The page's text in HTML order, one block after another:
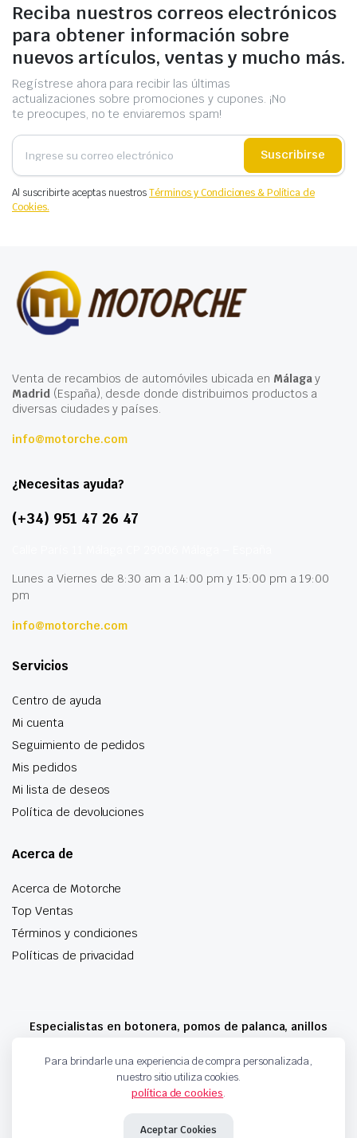
Reciba nuestros correos electrónicos
para obtener información sobre
nuevos artículos, ventas y mucho más.
Regístrese ahora para recibir las últimas
actualizaciones sobre promociones y cupones. ¡No
te preocupes, no te enviaremos spam!
Suscribirse
Al suscribirte aceptas nuestrosTérminos y Condiciones & Política de
Cookies.
Venta de recambios de automóviles ubicada en Málagay
Madrid(España), desde donde distribuimos productos a
diversas ciudades y países.
info@motorche.com
¿Necesitas ayuda?
(+34) 951 47 26 47
Lunes a Viernes de 8:30 am a 14:00 pm y 15:00 pm a 19:00
pm
info@motorche.com
Servicios
Centro de ayuda
Mi cuenta
Seguimiento de pedidos
Mis pedidos
Mi lista de deseos
Política de devoluciones
Acerca de
Acerca de Motorche
Top Ventas
Términos y condiciones
Políticas de privacidad
Especialistas en botonera, pomos de palanca, anillos
Copyright 2024 © Motorche Autoparts. Todos los derechos reservados
Para brindarle una experiencia de compra personalizada,
nuestro sitio utiliza cookies.
política de cookies.
Aceptar Cookies